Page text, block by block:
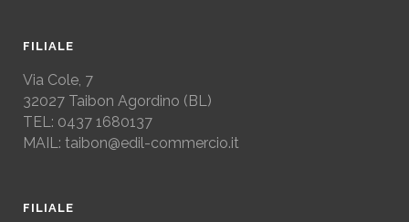
FILIALE
Via Cole, 7
32027 Taibon Agordino (BL)
TEL: 0437 1680137
MAIL: taibon@edil-commercio.it
FILIALE